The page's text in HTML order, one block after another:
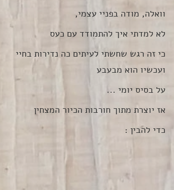
וואלה, מודה בפניי עצמי,
לא למדתי איך להתמודד עם כעס
כי זה רגש שחשתי לעיתים כה נדירות בחיי
ועכשיו הוא מבעבע
על בסיס יומי ...
אז יוצרת מתוך חורבות הכיור המצחין
כדי להבין :